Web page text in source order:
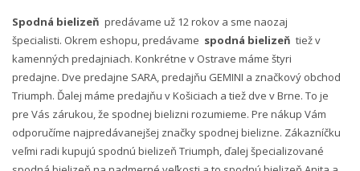
Spodná bielizeň predávame už 12 rokov a sme naozaj
špecialisti. Okrem eshopu, predávame spodná bielizeň tiež v
kamenných predajniach. Konkrétne v Ostrave máme štyri
predajne. Dve predajne SARA, predajňu GEMINI a značkový obchod
Triumph. Ďalej máme predajňu v Košiciach a tiež dve v Brne. To je
pre Vás zárukou, že spodnej bielizni rozumieme. Pre nákup Vám
odporučíme najpredávanejšej značky spodnej bielizne. Zákazníčku
veľmi radi kupujú spodnú bielizeň Triumph, ďalej špecializované